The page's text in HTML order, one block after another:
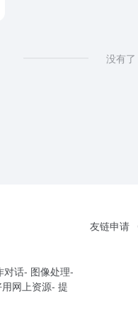
没有了
对话- 图像处理-
网上资源- 提
友链申请